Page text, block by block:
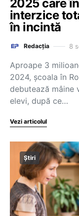
2025 care
interzice
în incintă
Redacția 8
Aproape 3
2024, școala în
debutează mâine
elevi, după ce…
Vezi articolul
Știri